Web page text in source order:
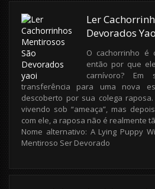
Ler
Devorados
O cachorrinho é
então por que
carnívoro?
transferência para uma nova
descoberto por sua colega
vivendo sob “ameaça”, mas
com ele, a raposa não é realmente
Nome alternativo: A Lying Puppy
Mentiroso Ser Devorado